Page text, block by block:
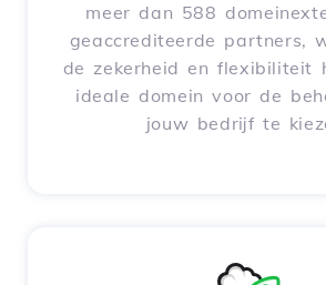
meer dan 588
geaccrediteerde partners,
de zekerheid en flexibiliteit
ideale domein voor de
jouw bedrijf te